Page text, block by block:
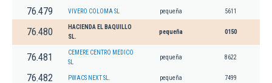
76.479 VIVERO COLOMA SL pequeña 5611
76.480
HACIENDA EL BAQUILLO
SL.
pequeña 0150
76.481
CEMERE CENTRO MEDICO
SL
pequeña 8622
76.482 PWACS NEXT SL. pequeña 7499